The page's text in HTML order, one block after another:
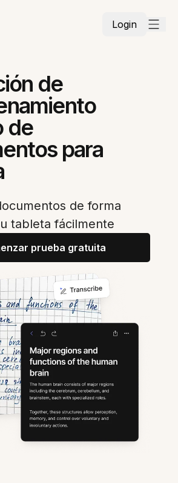
Login
de
de
para
de forma
tableta fácilmente
prueba gratuita